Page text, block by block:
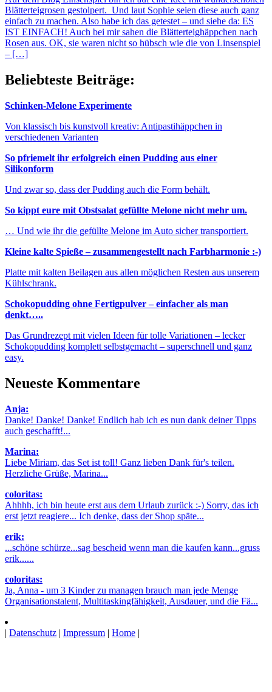
Blätterteigrosen gestolpert. Und laut Sophie seien diese auch ganz
einfach zu machen. Also habe ich das getestet – und siehe da: ES
IST EINFACH! Auch bei mir sahen die Blätterteighäppchen nach
Rosen aus. OK, sie waren nicht so hübsch wie die von Linsenspiel
– […]
Beliebteste Beiträge:
Schinken-Melone Experimente
Von klassisch bis kunstvoll kreativ: Antipastihäppchen in
verschiedenen Varianten
So pfriemelt ihr erfolgreich einen Pudding aus einer
Silikonform
Und zwar so, dass der Pudding auch die Form behält.
So kippt eure mit Obstsalat gefüllte Melone nicht mehr um.
… Und wie ihr die gefüllte Melone im Auto sicher transportiert.
Kleine kalte Spieße – zusammengestellt nach Farbharmonie :-)
Platte mit kalten Beilagen aus allen möglichen Resten aus unserem
Kühlschrank.
Schokopudding ohne Fertigpulver – einfacher als man
denkt…..
Das Grundrezept mit vielen Ideen für tolle Variationen – lecker
Schokopudding komplett selbstgemacht – superschnell und ganz
easy.
Neueste Kommentare
Anja:
Danke! Danke! Danke! Endlich hab ich es nun dank deiner Tipps
auch geschafft!...
Marina:
Liebe Miriam, das Set ist toll! Ganz lieben Dank für's teilen.
Herzliche Grüße, Marina...
coloritas:
Ahhhh, ich bin heute erst aus dem Urlaub zurück :-) Sorry, das ich
erst jetzt reagiere... Ich denke, dass der Shop späte...
erik:
...schöne schürze...sag bescheid wenn man die kaufen kann...gruss
erik......
coloritas:
Ja, Anna - um 3 Kinder zu managen brauch man jede Menge
Organisationstalent, Multitaskingfähigkeit, Ausdauer, und die Fä...
| Datenschutz | Impressum | Home |